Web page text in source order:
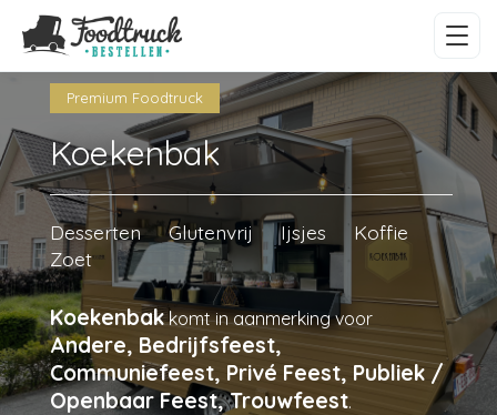
Premium Foodtruck
Koekenbak
Desserten Glutenvrij Ijsjes
Koffie
Zoet
Koekenbakkomt in aanmerking voor
Andere, Bedrijfsfeest,
Communiefeest, Privé Feest, Publiek /
Openbaar Feest, Trouwfeest.